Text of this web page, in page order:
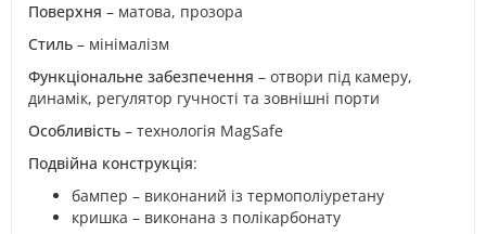
Поверхня – матова, прозора
Стиль – мінімалізм
Функціональне забезпечення – отвори під камеру,
динамік, регулятор гучності та зовнішні порти
Особливість – технологія MagSafe
Подвійна конструкція:
бампер – виконаний із термополіуретану
кришка – виконана з полікарбонату